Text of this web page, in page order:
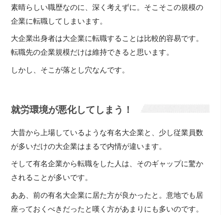
素晴らしい職歴なのに、深く考えずに。そこそこの規模の
企業に転職してしまいます。
大企業出身者は大企業に転職することは比較的容易です。
転職先の企業規模だけは維持できると思います。
しかし、そこが落とし穴なんです。
就労環境が悪化してしまう！
大昔から上場しているような有名大企業と、少し従業員数
が多いだけの大企業はまるで内情が違います。
そして有名企業から転職をした人は、そのギャップに驚か
されることが多いです。
ああ、前の有名大企業に居た方が良かったと。意地でも居
座っておくべきだったと嘆く方があまりにも多いのです。